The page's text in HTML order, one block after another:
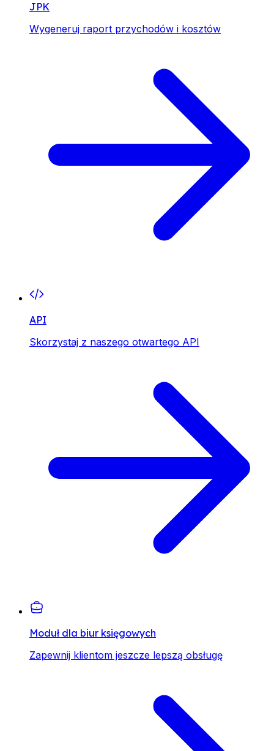
JPK
Wygeneruj raport przychodów i kosztów
API
Skorzystaj z naszego otwartego API
Moduł dla biur księgowych
Zapewnij klientom jeszcze lepszą obsługę